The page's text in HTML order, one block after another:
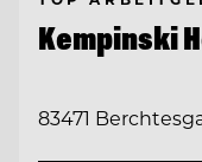
Kempinski
83471